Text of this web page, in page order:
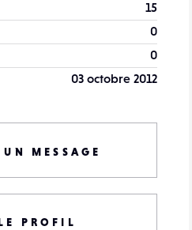
15
0
0
03 octobre 2012
MESSAGE
PROFIL